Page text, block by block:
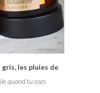
les pluies de
quand tu oses